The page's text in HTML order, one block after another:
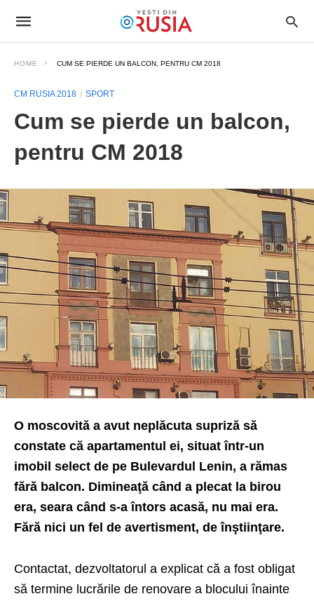
HOME CUM SE PIERDE UN BALCON, PENTRU CM 2018
CM RUSIA 2018 SPORT
Cum se pierde un balcon,
pentru CM 2018
O moscovită a avut neplăcuta supriză să
constate că apartamentul ei, situat într-un
imobil select de pe Bulevardul Lenin, a rămas
fără balcon. Dimineaţă când a plecat la birou
era, seara când s-a întors acasă, nu mai era.
Fără nici un fel de avertisment, de înştiinţare.
Contactat, dezvoltatorul a explicat că a fost obligat
să termine lucrările de renovare a blocului înainte